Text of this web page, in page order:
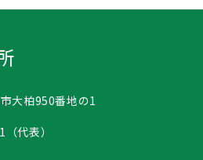
大柏950番地の1
代表）